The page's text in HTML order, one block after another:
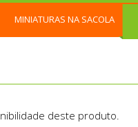
MINIATURAS NA SACOLA
deste produto.